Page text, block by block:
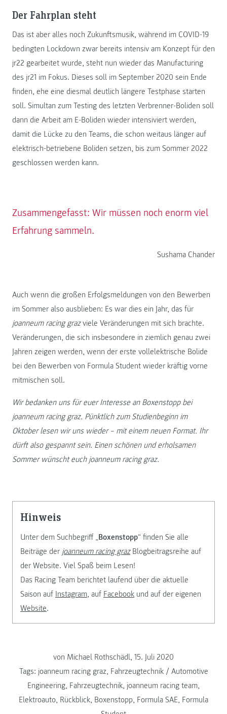
Der Fahrplan steht
Das ist aber alles noch Zukunftsmusik, während im COVID-19
bedingten Lockdown zwar bereits intensiv am Konzept für den
jr22 gearbeitet wurde, steht nun wieder das Manufacturing
des jr21 im Fokus. Dieses soll im September 2020 sein Ende
finden, ehe eine diesmal deutlich längere Testphase starten
soll. Simultan zum Testing des letzten Verbrenner-Boliden soll
dann die Arbeit am E-Boliden wieder intensiviert werden,
damit die Lücke zu den Teams, die schon weitaus länger auf
elektrisch-betriebene Boliden setzen, bis zum Sommer 2022
geschlossen werden kann.
Zusammengefasst: Wir müssen noch enorm viel
Erfahrung sammeln.
Sushama Chander
Auch wenn die großen Erfolgsmeldungen von den Bewerben
im Sommer also ausblieben: Es war dies ein Jahr, das für
joanneum racing grazviele Veränderungen mit sich brachte.
Veränderungen, die sich insbesondere in ziemlich genau zwei
Jahren zeigen werden, wenn der erste vollelektrische Bolide
bei den Bewerben von Formula Student wieder kräftig vorne
mitmischen soll.
Wir bedanken uns für euer Interesse an Boxenstopp bei
joanneum racing graz. Pünktlich zum Studienbeginn im
Oktober lesen wir uns wieder – mit einem neuen Format. Ihr
dürft also gespannt sein. Einen schönen und erholsamen
Sommer wünscht euch joanneum racing graz.
Hinweis
Unter dem Suchbegriff „Boxenstopp“ finden Sie alle
Beiträge der joanneum racing grazBlogbeitragsreihe auf
der Website. Viel Spaß beim Lesen!
Das Racing Team berichtet laufend über die aktuelle
Saison auf Instagram, auf Facebook und auf der eigenen
Website.
von Michael Rothschädl, 15. Juli 2020
Tags: joanneum racing graz, Fahrzeugtechnik / Automotive
Engineering, Fahrzeugtechnik, joanneum racing team,
Elektroauto, Rückblick, Boxenstopp, Formula SAE, Formula